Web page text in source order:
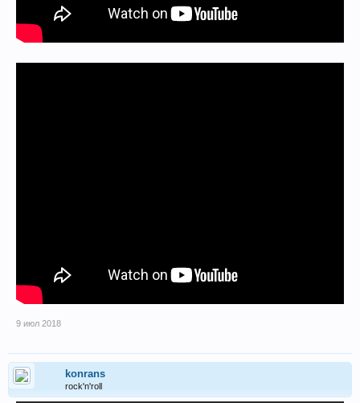
9 июл 2018
konrans
rock'n'roll